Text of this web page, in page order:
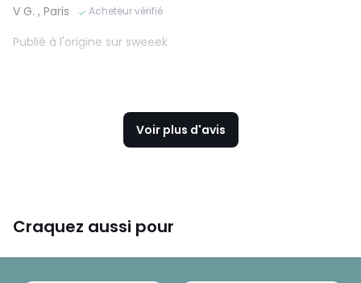
V G. , Paris Acheteur vérifié
Publié à l'origine sur sweeek
Voir plus d'avis
Craquez aussi pour